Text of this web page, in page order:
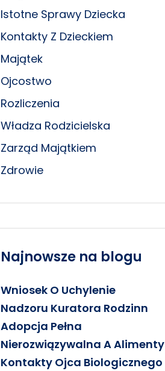
Istotne Sprawy Dziecka
Kontakty Z Dzieckiem
Majątek
Ojcostwo
Rozliczenia
Władza Rodzicielska
Zarząd Majątkiem
Zdrowie
Najnowsze na blogu
Wniosek O Uchylenie
Nadzoru Kuratora Rodzinn
Adopcja Pełna
Nierozwiązywalna A Alimenty
Kontakty Ojca Biologicznego